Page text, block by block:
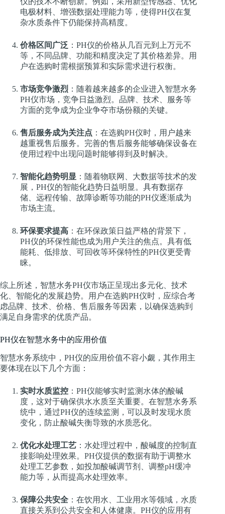
电极材料、增强数据处理能力等，使得PH仪在复
杂水质条件下仍能保持高精度。
价格区间广泛 ：PH仪的价格从几百元到上万元不
等，不同品牌、功能和精度决定了其价格差异。用
户在选购时需根据预算和实际需求进行权衡。
市场竞争激烈 ：随着越来越多的企业进入智慧水务
PH仪市场，竞争日益激烈。品牌、技术、服务等
方面的竞争成为企业争夺市场份额的关键。
售后服务成为关注点 ：在选购PH仪时，用户越来
越重视售后服务。完善的售后服务能够确保设备在
使用过程中出现问题时能够得到及时解决。
智能化趋势明显 ：随着物联网、大数据等技术的发
展，PH仪的智能化趋势日益明显。具有数据存
储、远程传输、故障诊断等功能的PH仪逐渐成为
市场主流。
环保要求提高 ：在环保政策日益严格的背景下，
PH仪的环保性能也成为用户关注的焦点。具有低
能耗、低排放、可回收等环保特性的PH仪更受青
睐。
综上所述，智慧水务PH仪市场正呈现出多元化、技术
化、智能化的发展趋势。用户在选购PH仪时，应综合考
虑品牌、技术、价格、售后服务等因素，以确保选购到
满足自身需求的优质产品。
PH仪在智慧水务中的应用价值
智慧水务系统中，PH仪的应用价值不容小觑，其作用主
要体现在以下几个方面：
实时水质监控 ：PH仪能够实时监测水体的酸碱
度，这对于确保供水水质至关重要。在智慧水务系
统中，通过PH仪的连续监测，可以及时发现水质
变化，防止酸碱失衡导致的水质恶化。
优化水处理工艺 ：水处理过程中，酸碱度的控制直
接影响处理效果。PH仪提供的数据有助于调整水
处理工艺参数，如投加酸碱调节剂、调整pH缓冲
能力等，从而提高水处理效率。
保障公共安全 ：在饮用水、工业用水等领域，水质
直接关系到公共安全和人体健康。PH仪的应用有